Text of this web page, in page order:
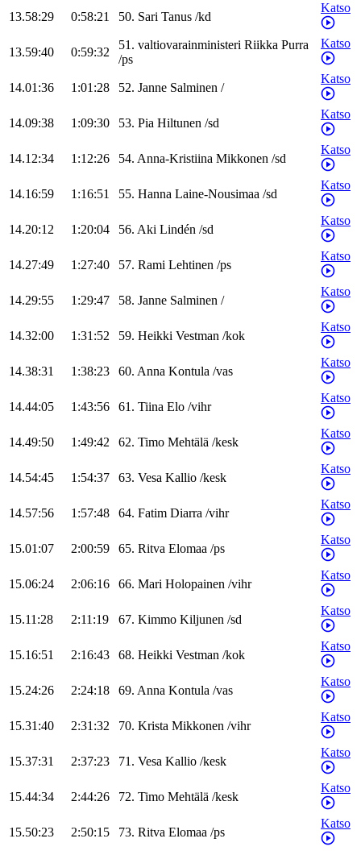
13.58:29 0:58:21 50. Sari Tanus /kd
Katso
13.59:40 0:59:32
51. valtiovarainministeri Riikka Purra
/ps
Katso
14.01:36 1:01:28 52. Janne Salminen /
Katso
14.09:38 1:09:30 53. Pia Hiltunen /sd
Katso
14.12:34 1:12:26 54. Anna-Kristiina Mikkonen /sd
Katso
14.16:59 1:16:51 55. Hanna Laine-Nousimaa /sd
Katso
14.20:12 1:20:04 56. Aki Lindén /sd
Katso
14.27:49 1:27:40 57. Rami Lehtinen /ps
Katso
14.29:55 1:29:47 58. Janne Salminen /
Katso
14.32:00 1:31:52 59. Heikki Vestman /kok
Katso
14.38:31 1:38:23 60. Anna Kontula /vas
Katso
14.44:05 1:43:56 61. Tiina Elo /vihr
Katso
14.49:50 1:49:42 62. Timo Mehtälä /kesk
Katso
14.54:45 1:54:37 63. Vesa Kallio /kesk
Katso
14.57:56 1:57:48 64. Fatim Diarra /vihr
Katso
15.01:07 2:00:59 65. Ritva Elomaa /ps
Katso
15.06:24 2:06:16 66. Mari Holopainen /vihr
Katso
15.11:28 2:11:19 67. Kimmo Kiljunen /sd
Katso
15.16:51 2:16:43 68. Heikki Vestman /kok
Katso
15.24:26 2:24:18 69. Anna Kontula /vas
Katso
15.31:40 2:31:32 70. Krista Mikkonen /vihr
Katso
15.37:31 2:37:23 71. Vesa Kallio /kesk
Katso
15.44:34 2:44:26 72. Timo Mehtälä /kesk
Katso
15.50:23 2:50:15 73. Ritva Elomaa /ps
Katso